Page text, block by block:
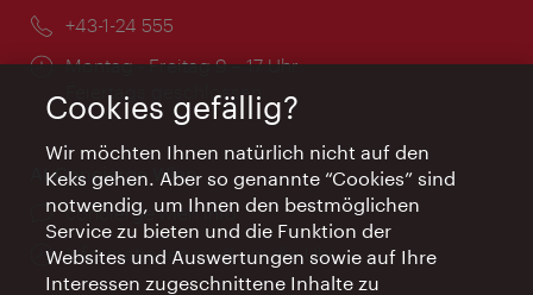
Telefon:
+43-1-24 555
Öffnungszeiten:
Montag - Freitag 9 – 17 Uhr
Feiertags geschlossen
AI Concierge Wien
Ort:
concierge.wien.info
Öffnungszeiten:
Informationen rund um die Uhr
Cookies gefällig?
Wir möchten Ihnen natürlich nicht auf den
Keks gehen. Aber so genannte “Cookies” sind
notwendig, um Ihnen den bestmöglichen
Service zu bieten und die Funktion der
Websites und Auswertungen sowie auf Ihre
Interessen zugeschnittene Inhalte zu